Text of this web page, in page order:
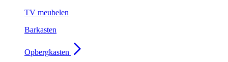
TV meubelen
Barkasten
Opbergkasten